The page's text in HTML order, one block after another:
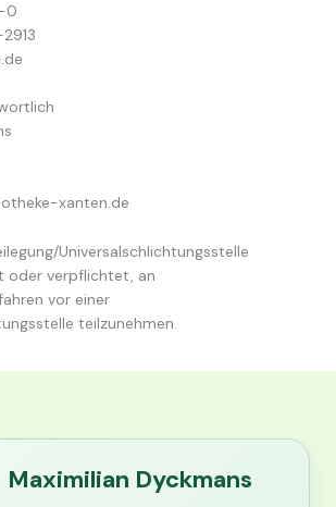
0
xanten.de
Universal­schlichtungs­stelle
oder verpflichtet, an
vor einer
teilzunehmen.
Maximilian Dyckmans